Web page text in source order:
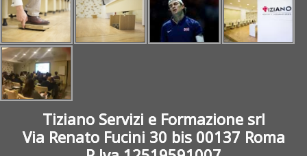
Tiziano Servizi e Formazione srl
Via Renato Fucini 30 bis 00137 Roma